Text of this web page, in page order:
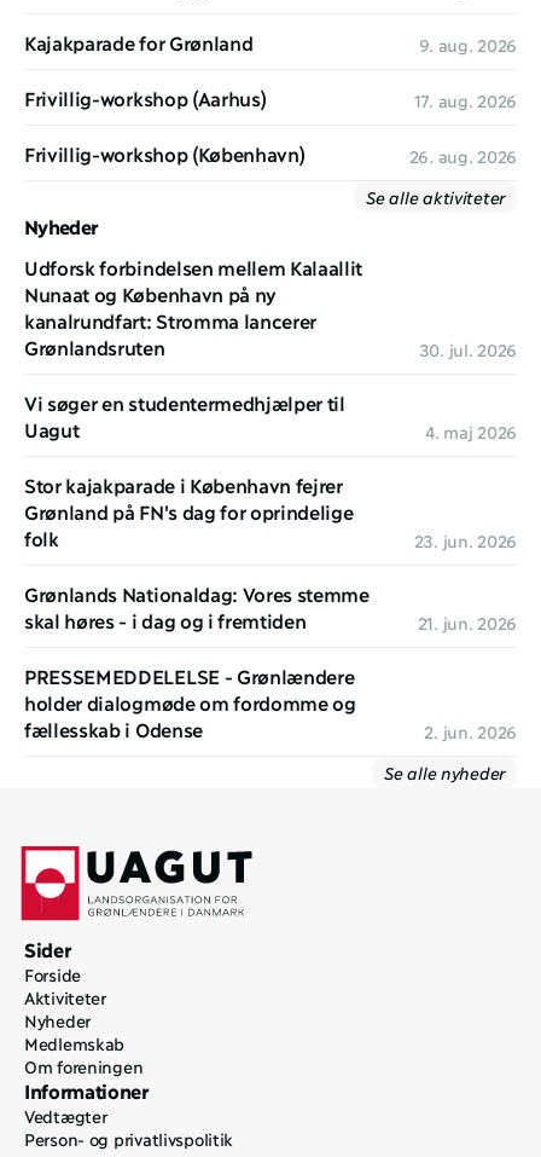
Kajakparade for Grønland 9. aug. 2026
Frivillig-workshop (Aarhus) 17. aug. 2026
Frivillig-workshop (København)
26. aug. 2026
Se alle aktiviteter
Nyheder
Udforsk forbindelsen mellem Kalaallit
Nunaat og København på ny
kanalrundfart: Stromma lancerer
Grønlandsruten
30. jul. 2026
Vi søger en studentermedhjælper til
Uagut
4. maj 2026
Stor kajakparade i København fejrer
Grønland på FN's dag for oprindelige
folk
23. jun. 2026
Grønlands Nationaldag: Vores stemme
skal høres - i dag og i fremtiden
21. jun. 2026
PRESSEMEDDELELSE - Grønlændere
holder dialogmøde om fordomme og
fællesskab i Odense
2. jun. 2026
Se alle nyheder
Sider
Forside
Aktiviteter
Nyheder
Medlemskab
Om foreningen
Informationer
Vedtægter
Person- og privatlivspolitik